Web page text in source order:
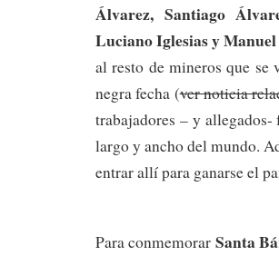
Álvarez, Santiago
Luciano Iglesias y
al resto de mineros que se
negra fecha (ver noticia
trabajadores – y
largo y ancho del mundo.
entrar allí para ganarse el
Para conmemorar Santa